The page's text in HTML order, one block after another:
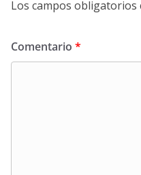
Los campos obligatorios
Comentario *